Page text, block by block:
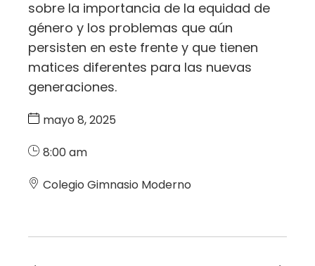
sobre la importancia de la equidad de
género y los problemas que aún
persisten en este frente y que tienen
matices diferentes para las nuevas
generaciones.
mayo 8, 2025
8:00 am
Colegio Gimnasio Moderno